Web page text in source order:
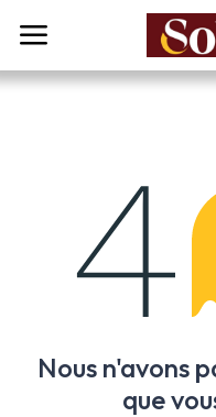
Se rendre au contenu
Erreur 404
Nous n'avons
que